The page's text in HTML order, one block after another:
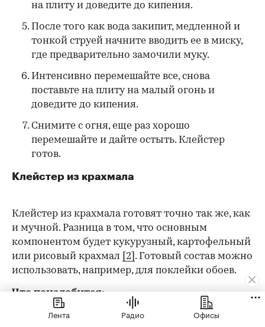
на плиту и доведите до кипения.
После того как вода закипит, медленной и
тонкой струей начните вводить ее в миску,
где предварительно замочили муку.
Интенсивно перемешайте все, снова
поставьте на плиту на малый огонь и
доведите до кипения.
Снимите с огня, еще раз хорошо
перемешайте и дайте остыть. Клейстер
готов.
Клейстер из крахмала
Клейстер из крахмала готовят точно так же, как
и мучной. Разница в том, что основным
компонентом будет кукурузный, картофельный
или рисовый крахмал
[2] . Готовый состав можно
использовать, например, для поклейки обоев.
Что понадобится:
крахмал — около 300 г;
Лента Радио Офисы